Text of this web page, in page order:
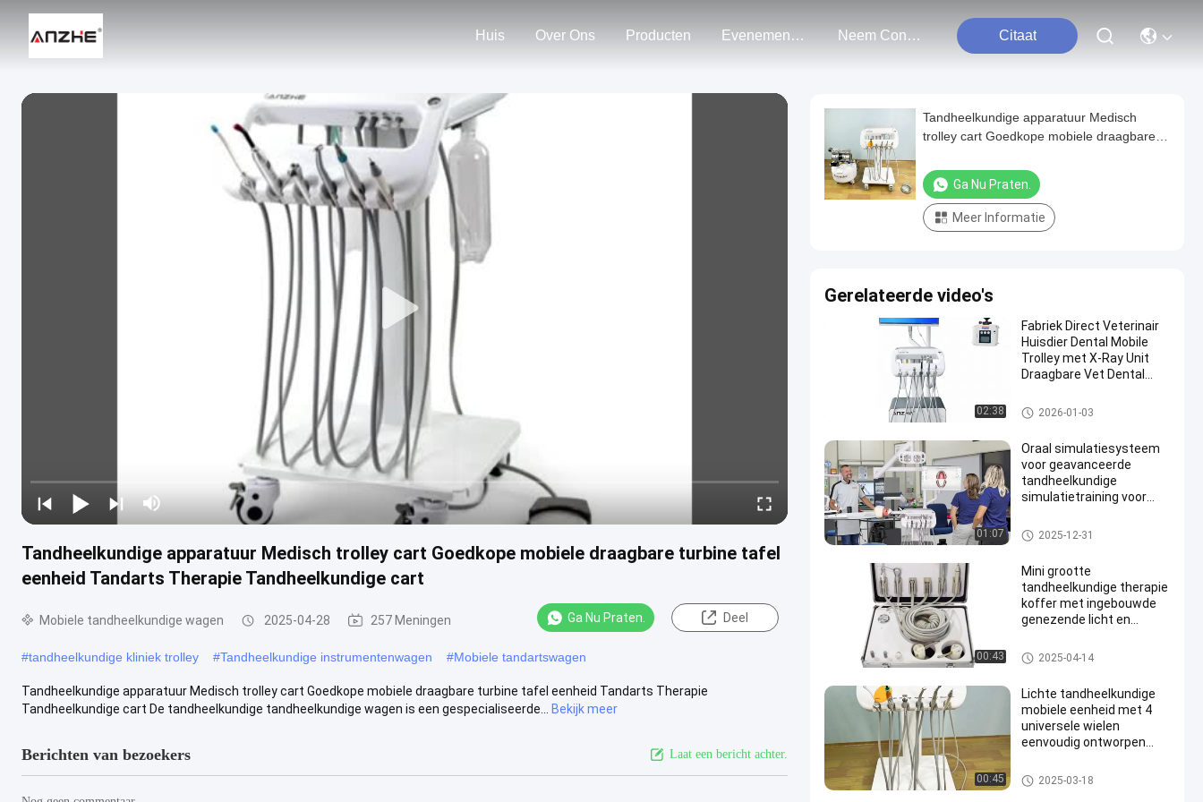
Huis Over Ons Producten Evenementen Neem Contact Met Ons Op Citaat
Tandheelkundige apparatuur Medisch trolley cart Goedkope mobiele draagbare turbine tafel
eenheid Tandarts Therapie Tandheelkundige cart
Mobiele tandheelkundige wagen 2025-04-28 257 Meningen Ga Nu Praten. Deel
#tandheelkundige kliniek trolley #Tandheelkundige instrumentenwagen #Mobiele tandartswagen
Tandheelkundige apparatuur Medisch trolley cart Goedkope mobiele draagbare turbine tafel eenheid Tandarts Therapie
Tandheelkundige cart De tandheelkundige tandheelkundige wagen is een gespecialiseerde...
Bekijk meer
Berichten van bezoekers Laat een bericht achter.
Tandheelkundige apparatuur Medisch
trolley cart Goedkope mobiele draagbare
Tandheelkundige cart
Ga Nu Praten.
Meer Informatie
Gerelateerde video's
02:38
Fabriek Direct Veterinair
Huisdier Dental Mobile
Trolley met X-Ray Unit
Draagbare Vet Dental
Dental Trolley
Veterinaire tandheelkundige a
pparatuur
2026-01-03
01:07
Oraal simulatiesysteem
voor geavanceerde
tandheelkundige
simulatietraining voor
met compressor
chirurgisch licht
Mobiele tandheelkundige wage
n
2025-12-31
00:43
Mini grootte
tandheelkundige therapie
koffer met ingebouwde
genezende licht en
mobiele tandheelkundige
behandeling eenheid
Mobiele tandheelkundige wage
n
2025-04-14
00:45
Lichte tandheelkundige
mobiele eenheid met 4
universele wielen
eenvoudig ontworpen
behandelkarretjes
Mobiele tandheelkundige wage
n
2025-03-18